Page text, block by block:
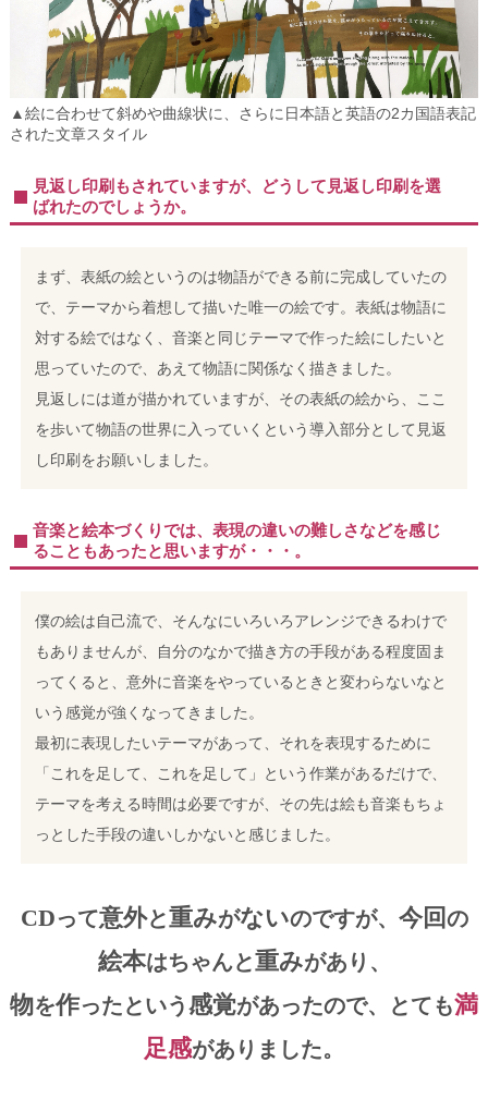
▲絵に合わせて斜めや曲線状に、さらに日本語と英語の2カ国語表記
された文章スタイル
見返し印刷もされていますが、どうして見返し印刷を選
ばれたのでしょうか。
まず、表紙の絵というのは物語ができる前に完成していたの
で、テーマから着想して描いた唯一の絵です。表紙は物語に
対する絵ではなく、音楽と同じテーマで作った絵にしたいと
思っていたので、あえて物語に関係なく描きました。
見返しには道が描かれていますが、その表紙の絵から、ここ
を歩いて物語の世界に入っていくという導入部分として見返
し印刷をお願いしました。
音楽と絵本づくりでは、表現の違いの難しさなどを感じ
ることもあったと思いますが・・・。
僕の絵は自己流で、そんなにいろいろアレンジできるわけで
もありませんが、自分のなかで描き方の手段がある程度固ま
ってくると、意外に音楽をやっているときと変わらないなと
いう感覚が強くなってきました。
最初に表現したいテーマがあって、それを表現するために
「これを足して、これを足して」という作業があるだけで、
テーマを考える時間は必要ですが、その先は絵も音楽もちょ
っとした手段の違いしかないと感じました。
CDって意外と重みがないのですが、 今回の
絵本はちゃんと重みがあり、
物を作ったという感覚があったので、とても満
足感がありました。